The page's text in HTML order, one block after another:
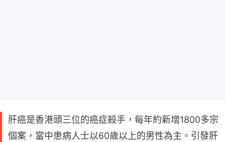
肝癌是香港頭三位的癌症殺手，每年約新增1800多宗
個案，當中患病人士以60歲以上的男性為主。引發肝